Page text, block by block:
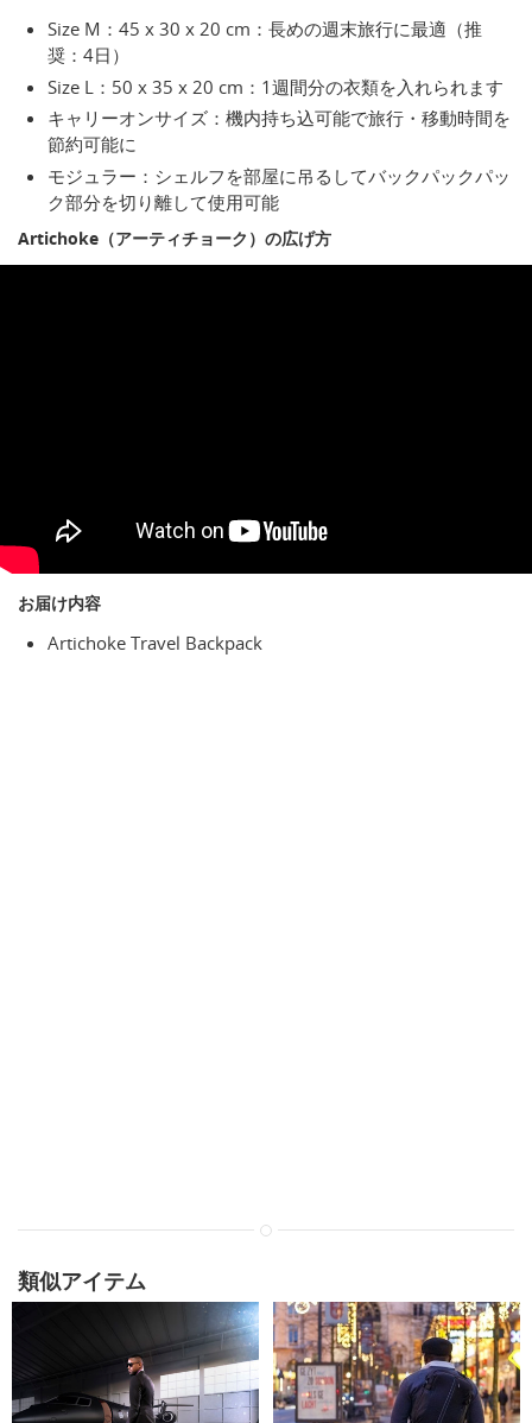
Size M：45 x 30 x 20 cm：長めの週末旅行に最適（推
奨：4日）
Size L：50 x 35 x 20 cm：1週間分の衣類を入れられます
キャリーオンサイズ：機内持ち込可能で旅行・移動時間を
節約可能に
モジュラー：シェルフを部屋に吊るしてバックパックパッ
ク部分を切り離して使用可能
Artichoke（アーティチョーク）の広げ方
お届け内容
Artichoke Travel Backpack
類似アイテム